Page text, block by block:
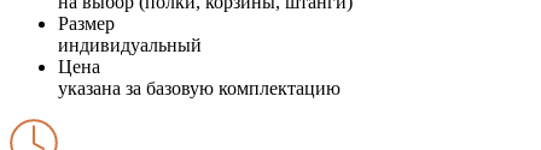
Размер
индивидуальный
Цена
указана за базовую комплектацию